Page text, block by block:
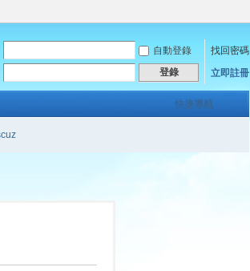
自動登錄
找回密碼
登錄 立即註冊
快捷導航